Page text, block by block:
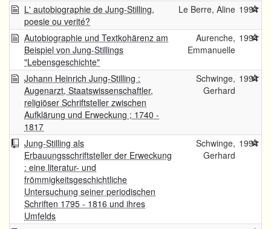
L' autobiographie de Jung-Stilling,
poesie ou verité?
Le Berre, Aline 1994
Autobiographie und Textkohärenz am
Beispiel von Jung-Stillings
"Lebensgeschichte"
Aurenche,
Emmanuelle
1994
Johann Heinrich Jung-Stilling :
Augenarzt, Staatswissenschaftler,
religiöser Schriftsteller zwischen
Aufklärung und Erweckung ; 1740 -
1817
Schwinge,
Gerhard
1994
Jung-Stilling als
Erbauungsschriftsteller der Erweckung
: eine literatur- und
frömmigkeitsgeschichtliche
Untersuchung seiner periodischen
Schriften 1795 - 1816 und ihres
Umfelds
Schwinge,
Gerhard
1994